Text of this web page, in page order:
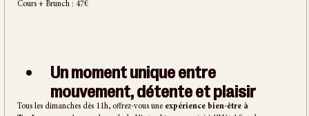
Cours + Brunch : 47€
Un moment unique entre
mouvement, détente et plaisir
Tous les dimanches dès 11h, offrez-vous une expérience bien-être à